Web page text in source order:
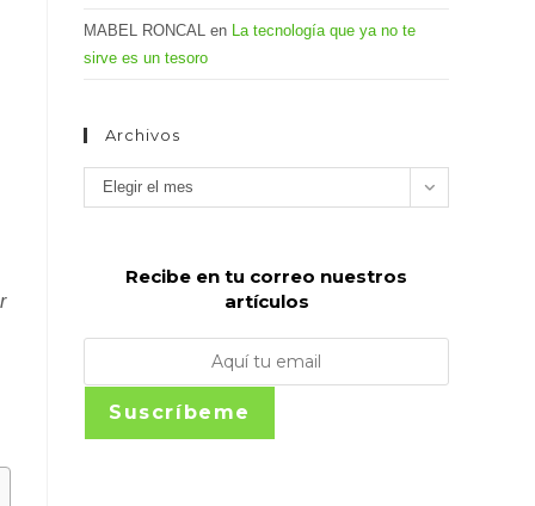
MABEL RONCAL en La tecnología que ya no te
sirve es un tesoro
Archivos
Archivos
Elegir el mes
Recibe en tu correo nuestros
artículos
Suscríbeme